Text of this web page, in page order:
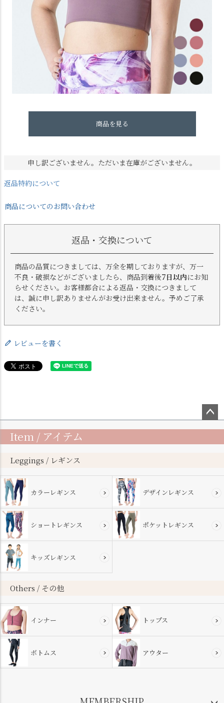
商品を見る
申し訳ございません。ただいま在庫がございません。
返品特約について
商品についてのお問い合わせ
返品・交換について
商品の品質につきましては、万全を期しておりますが、万一
不良・破損などがございましたら、商品到着後7日以内にお知
らせください。お客様都合による返品・交換につきまして
は、誠に申し訳ありませんがお受け出来ません。予めご了承
ください。
レビューを書く
ップ
Item / アイテム
Leggings / レギンス
カラーレギンス デザインレギンス
ショートレギンス ポケットレギンス
キッズレギンス
Others / その他
インナー トップス
ボトムス アウター